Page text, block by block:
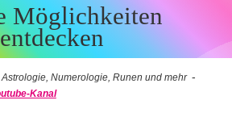
Möglichkeiten
entdecken
Numerologie, Runen und mehr -
Kanal